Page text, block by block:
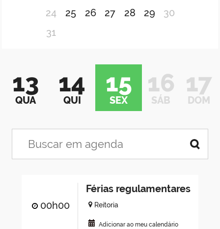
24
25 26 27 28 29
30
31
13
QUA
14
QUI
15
SEX
16
SÁB
17
DOM
00h00
Férias regulamentares
Reitoria
Adicionar ao meu calendário